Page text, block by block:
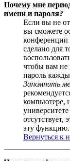
Почему мне
имени и пароля?
Если вы не
вы сможете
конференции
сделано для
чтобы вам не
пароль
Запомнить
компьютере,
отсутствует,
эту функцию.
Вернуться к